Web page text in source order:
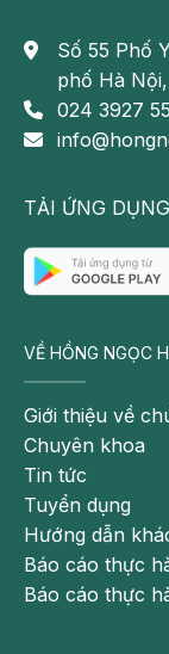
Số 55 Phố
phố Hà
024 3927
TẢI ỨNG
VỀ HỒNG NGỌC
Giới thiệu về
Chuyên khoa
Tin tức
Tuyển dụng
Hướng dẫn
Báo cáo thực
Báo cáo thực